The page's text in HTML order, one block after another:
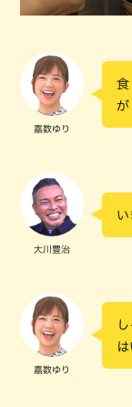
嘉数ゆり
食
が
大川豊治
い
嘉数ゆり